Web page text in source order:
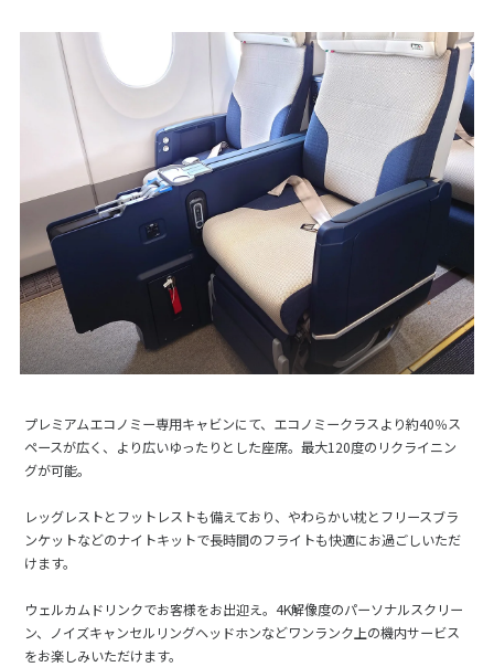
プレミアムエコノミー専用キャビンにて、エコノミークラスより約40％ス
ペースが広く、より広いゆったりとした座席。最大120度のリクライニン
グが可能。
レッグレストとフットレストも備えており、やわらかい枕とフリースブラ
ンケットなどのナイトキットで長時間のフライトも快適にお過ごしいただ
けます。
ウェルカムドリンクでお客様をお出迎え。4K解像度のパーソナルスクリー
ン、ノイズキャンセルリングヘッドホンなどワンランク上の機内サービス
をお楽しみいただけます。